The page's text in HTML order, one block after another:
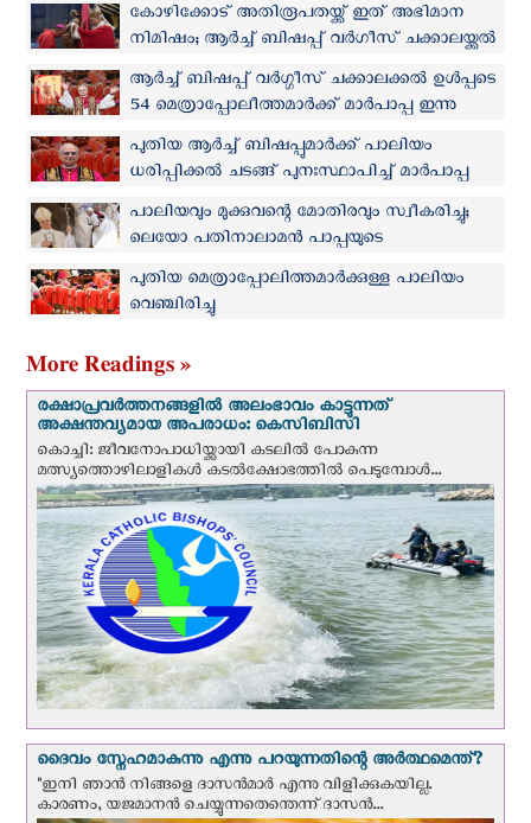
കോഴിക്കോട് അതിരൂപതയ്ക്ക് ഇത് അഭിമാന
നിമിഷം; ആര്‍ച്ച് ബിഷപ്പ് വർഗീസ് ചക്കാലയ്ക്കൽ
പാലിയം സ്വീകരിച്ചു
ആര്‍ച്ച് ബിഷപ്പ് വർഗ്ഗീസ് ചക്കാലക്കൽ ഉൾപ്പടെ
54 മെത്രാപ്പോലീത്തമാർക്ക് മാര്‍പാപ്പ ഇന്നു
പാലിയം നല്‍കും
പുതിയ ആർച്ച് ബിഷപ്പുമാര്‍ക്ക് പാലിയം
ധരിപ്പിക്കല്‍ ചടങ്ങ് പുനഃസ്ഥാപിച്ച് മാര്‍പാപ്പ
പാലിയവും മുക്കുവന്റെ മോതിരവും സ്വീകരിച്ചു;
ലെയോ പതിനാലാമന്‍ പാപ്പയുടെ
സ്ഥാനാരോഹണ ചടങ്ങുകള്‍ പ്രാര്‍ത്ഥനാനിര്‍ഭരം
പുതിയ മെത്രാപ്പോലിത്തമാർക്കുള്ള പാലിയം
വെഞ്ചിരിച്ചു
More Readings »
രക്ഷാപ്രവര്‍ത്തനങ്ങളില്‍ അലംഭാവം കാട്ടുന്നത്
അക്ഷന്തവ്യമായ അപരാധം: കെസിബിസി
കൊച്ചി: ജീവനോപാധിയ്ക്കായി കടലില്‍ പോകുന്ന
മത്സ്യത്തൊഴിലാളികള്‍ കടല്‍ക്ഷോഭത്തില്‍ പെടുമ്പോള്‍...
ദൈവം സ്നേഹമാകുന്നു എന്നു പറയുന്നതിന്റെ അർത്ഥമെന്ത്?
"ഇനി ഞാന്‍ നിങ്ങളെ ദാസന്‍മാര്‍ എന്നു വിളിക്കുകയില്ല.
കാരണം, യജമാനന്‍ ചെയ്യുന്നതെന്തെന്ന് ദാസന്‍...